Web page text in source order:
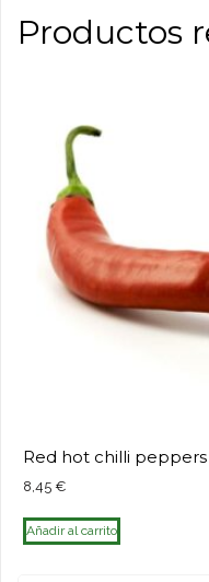
Productos
Red hot chilli peppers
8,45 €
Añadir al carrito